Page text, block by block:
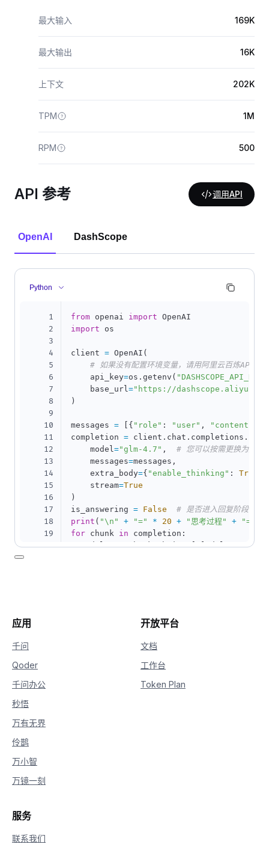
最大输入 169K
最大输出 16K
上下文 202K
TPM 1M
RPM 500
API 参考 调用API
OpenAI DashScope
Python
1
2
3
4
5
6
7
8
9
10
11
12
13
14
15
16
17
18
19
20
from openai import
import os
client = OpenAI (
# 如果没有配置环境变量，请用阿里云百炼
    api_key
=os . getenv ( "DASHSCOPE_API_KEY"
    base_url
="https://
)
messages = { "role" : "user" , "content"
completion = client . chat . completions .
    model
="glm-4.7" ,
# 您可以按需更换为其它
    messages
=messages ,
    extra_body
={ "enable_thinking" : True
    stream
=True
)
is_answering = False
# 是否进入回复阶段
print ( "\n" + "=" * 20 + "思考过程" + "="
for chunk in completion :
    delta
= chunk.choices[0].delta
print("\n"
            is_answering
delta
应用
千问
Qoder
千问办公
秒悟
万有无界
伶鹊
万小智
万镜一刻
开放平台
文档
工作台
Token Plan
服务
联系我们